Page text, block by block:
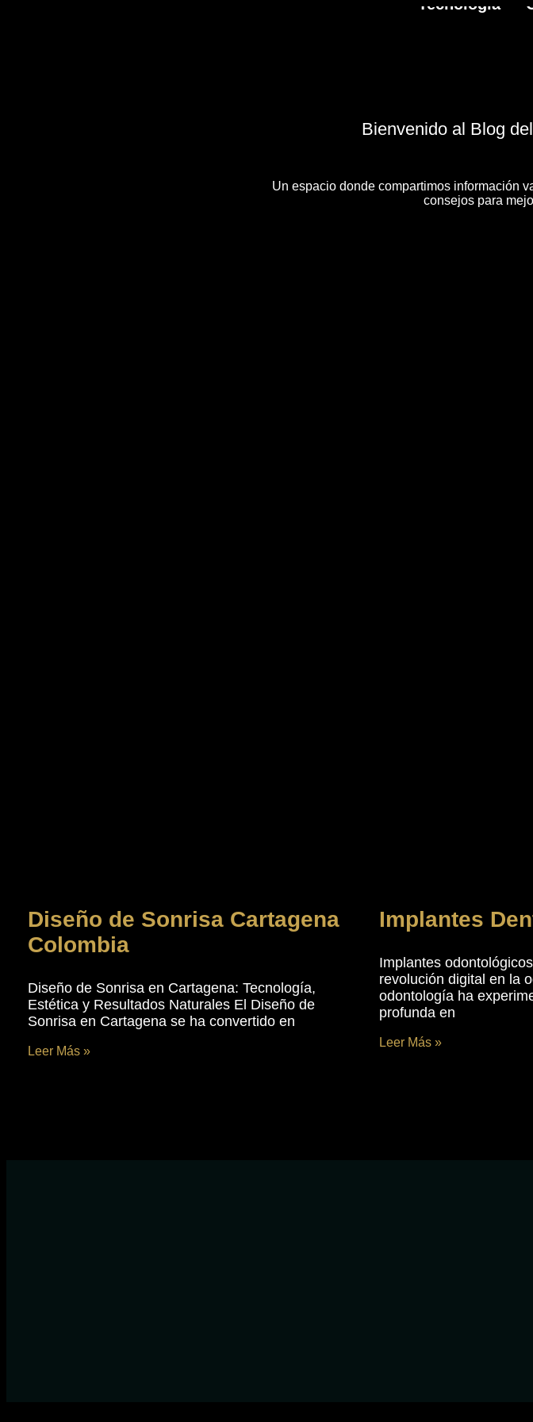
Tecnología
Bienvenido al Blog
Un espacio donde compartimos información
consejos para
Diseño de Sonrisa Cartagena
Colombia
Diseño de Sonrisa en Cartagena: Tecnología,
Estética y Resultados Naturales El Diseño de
Sonrisa en Cartagena se ha convertido en
Leer Más »
Implantes
Implantes
revolución digital en la
odontología ha
profunda en
Leer Más »